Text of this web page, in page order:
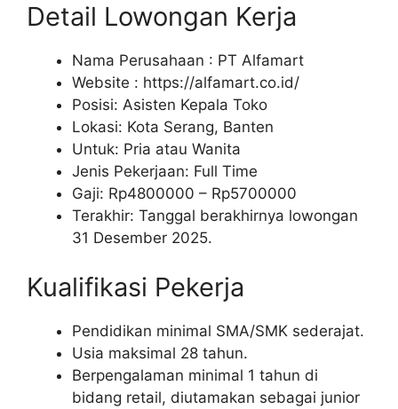
Detail Lowongan Kerja
Nama Perusahaan : PT Alfamart
Website : https://alfamart.co.id/
Posisi: Asisten Kepala Toko
Lokasi: Kota Serang, Banten
Untuk: Pria atau Wanita
Jenis Pekerjaan: Full Time
Gaji: Rp4800000 – Rp5700000
Terakhir: Tanggal berakhirnya lowongan
31 Desember 2025.
Kualifikasi Pekerja
Pendidikan minimal SMA/SMK sederajat.
Usia maksimal 28 tahun.
Berpengalaman minimal 1 tahun di
bidang retail, diutamakan sebagai junior